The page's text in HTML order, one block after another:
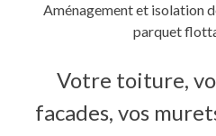
Aménagement et isolation
parquet
Votre toiture,
facades, vos